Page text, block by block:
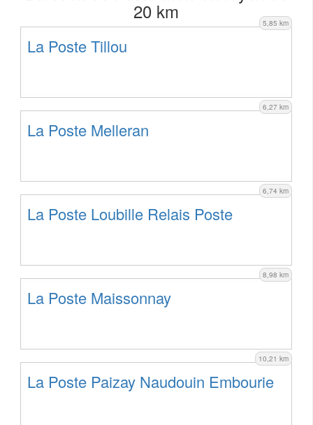
20 km 5,85 km
La Poste Tillou
6,27 km
La Poste Melleran
6,74 km
La Poste Loubille Relais Poste
8,98 km
La Poste Maissonnay
10,21 km
La Poste Paizay Naudouin Embourie